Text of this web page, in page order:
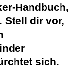
Handbuch,
Stell dir vor,
sich.